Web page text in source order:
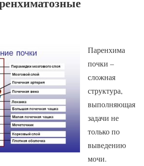
Паренхима
почки –
сложная
структура,
выполняющая
задачи не
только по
выведению
мочи.